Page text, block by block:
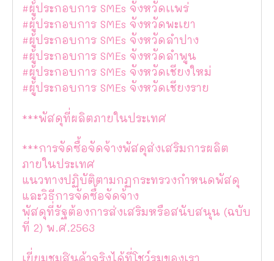
#ผู้ประกอบการ SMEs จังหวัดเเพร่
#ผู้ประกอบการ SMEs จังหวัดพะเยา
#ผู้ประกอบการ SMEs จังหวัดลำปาง
#ผู้ประกอบการ SMEs จังหวัดลำพูน
#ผู้ประกอบการ SMEs จังหวัดเชียงใหม่
#ผู้ประกอบการ SMEs จังหวัดเชียงราย
***พัสดุที่ผลิตภายในประเทศ
***การจัดซื้อจัดจ้างพัสดุส่งเสริมการผลิต
ภายในประเทศ
แนวทางปฏิบัติตามกฏกระทรวงกำหนดพัสดุ
และวิธีการจัดซื้อจัดจ้าง
พัสดุที่รัฐต้องการส่งเสริมหรือสนับสนุน (ฉบับ
ที่ 2) พ.ศ.2563
เยี่ยมชมสินค้าจริงได้ที่โชว์รูมของเรา